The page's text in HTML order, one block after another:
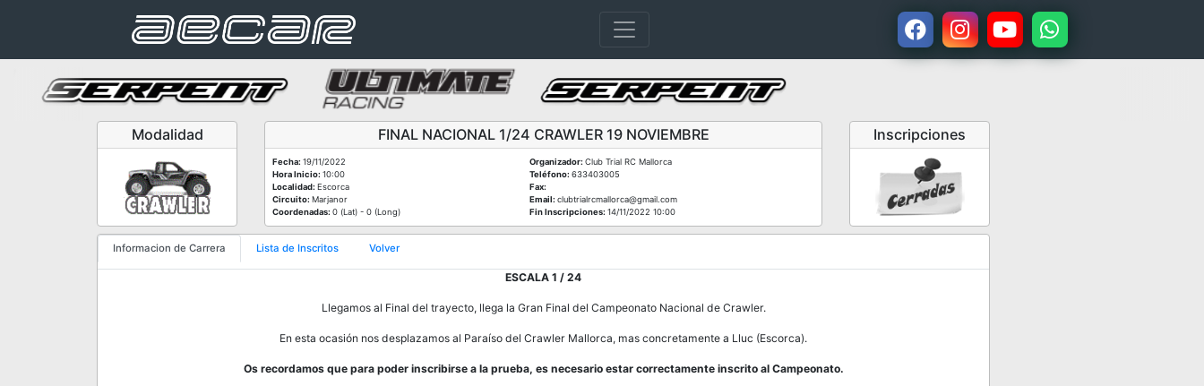
Modalidad FINAL NACIONAL 1/24 CRAWLER 19 NOVIEMBRE
Fecha:19/11/2022 Organizador:Club Trial RC Mallorca
Hora Inicio:10:00 Teléfono:633403005
Localidad:Escorca
Fax:
Circuito:Marjanor Email:clubtrialrcmallorca@gmail.com
Coordenadas:0 (Lat) - 0 (Long) Fin Inscripciones:14/11/2022 10:00
Inscripciones
Informacion de Carrera Lista de Inscritos Volver
ESCALA 1 / 24
Llegamos al Final del trayecto, llega la Gran Final del Campeonato Nacional de Crawler.
En esta ocasión nos desplazamos al Paraíso del Crawler Mallorca, mas concretamente a Lluc (Escorca).
Os recordamos que para poder inscribirse a la prueba, es necesario estar correctamente inscrito al Campeonato.